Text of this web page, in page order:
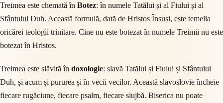
Treimea este chemată în Botez: în numele Tatălui și al Fiului și al
Sfântului Duh. Această formulă, dată de Hristos Însuși, este temelia
oricărei teologii trinitare. Cine nu este botezat în numele Treimii nu este
botezat în Hristos.
Treimea este slăvită în doxologie: slavă Tatălui și Fiului și Sfântului
Duh, și acum și pururea și în vecii vecilor. Această slavoslovie încheie
fiecare rugăciune, fiecare psalm, fiecare slujbă. Biserica nu poate